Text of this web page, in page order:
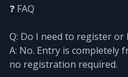
❓ FAQ
Q: Do I need to register or
A: No. Entry is completely
no registration required.